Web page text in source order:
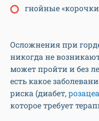
гнойные
Осложнения при
никогда не
может пройти и без
есть какое
риска (диабет,розацеа
которое требует